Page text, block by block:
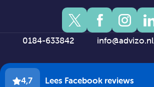
0184-633842 info@advizo.nl
4,7 Lees Facebook reviews